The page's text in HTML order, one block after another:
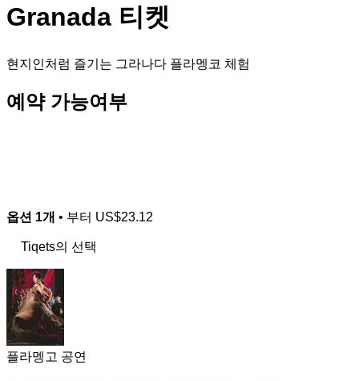
Granada 티켓
현지인처럼 즐기는 그라나다 플라멩코 체험
예약 가능여부
옵션 1개 • 부터 US$23.12
Tiqets의 선택
플라멩고 공연